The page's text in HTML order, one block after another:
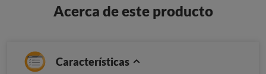
Acerca de este producto
Características